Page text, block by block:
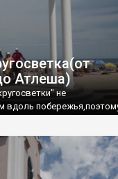
Атлеша)
не
вдоль